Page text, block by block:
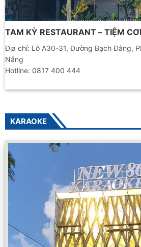
TAM KỲ RESTAURANT – TIỆM
Địa chỉ: Lô A30-31, Đường Bạch Đằng,
Nẵng
Hotline: 0817 400 444
KARAOKE